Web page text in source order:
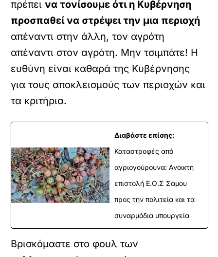
πρέπεινα τονίσουμε ότι η Κυβέρνηση
προσπαθεί να στρέψει την μια περιοχή
απέναντι στην άλλη, τον αγρότη
απέναντι στον αγρότη. Μην τσιμπάτε! Η
ευθύνη είναι καθαρά της Κυβέρνησης
για τους αποκλεισμούς των περιοχών και
τα κριτήρια.
Διαβάστε επίσης:
Καταστροφές από
αγριογούρουνα: Ανοικτή
επιστολή Ε.Ο.Σ Σάμου
προς την πολιτεία και τα
συναρμόδια υπουργεία
Βρισκόμαστε στο φουλ των